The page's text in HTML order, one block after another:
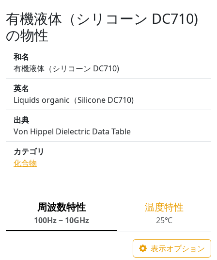
有機液体（シリコーン DC710)
の物性
和名
有機液体（シリコーン DC710)
英名
Liquids organic（Silicone DC710)
出典
Von Hippel Dielectric Data Table
カテゴリ
化合物
周波数特性
100Hz ~ 10GHz
温度特性
25℃
表示オプション